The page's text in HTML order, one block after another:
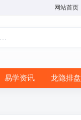
网站首页
易学资讯 龙隐排盘